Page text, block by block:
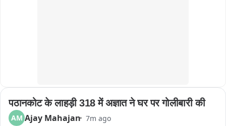
पठानकोट के लाहड़ी 318 में अज्ञात ने घर पर गोलीबारी की
AM Ajay Mahajan 7m ago